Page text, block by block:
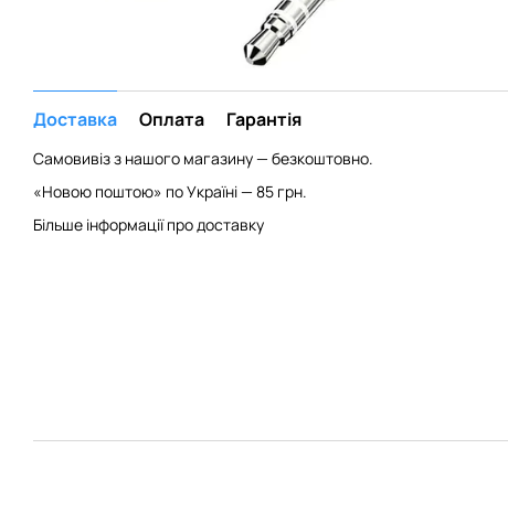
Доставка Оплата Гарантія
Самовивіз з нашого магазину — безкоштовно.
«Новою поштою» по Україні — 85 грн.
Більше інформації про доставку